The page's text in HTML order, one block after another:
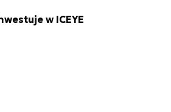
w ICEYE